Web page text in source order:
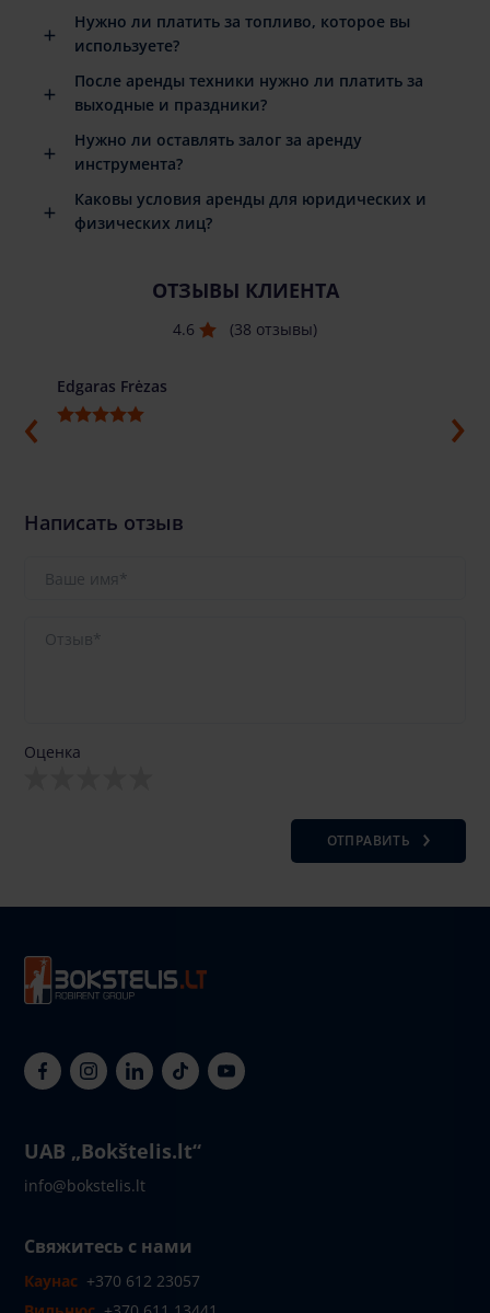
Нужно ли платить за топливо, которое вы
используете?
После аренды техники нужно ли платить за
выходные и праздники?
Нужно ли оставлять залог за аренду
инструмента?
Каковы условия аренды для юридических и
физических лиц?
ОТЗЫВЫ КЛИЕНТА
4.6 (38 отзывы)
Edgaras Frėzas
Написать отзыв
Оценка
ОТПРАВИТЬ
UAB „Bokštelis.lt“
info@bokstelis.lt
Свяжитесь с нами
Каунас +370 612 23057